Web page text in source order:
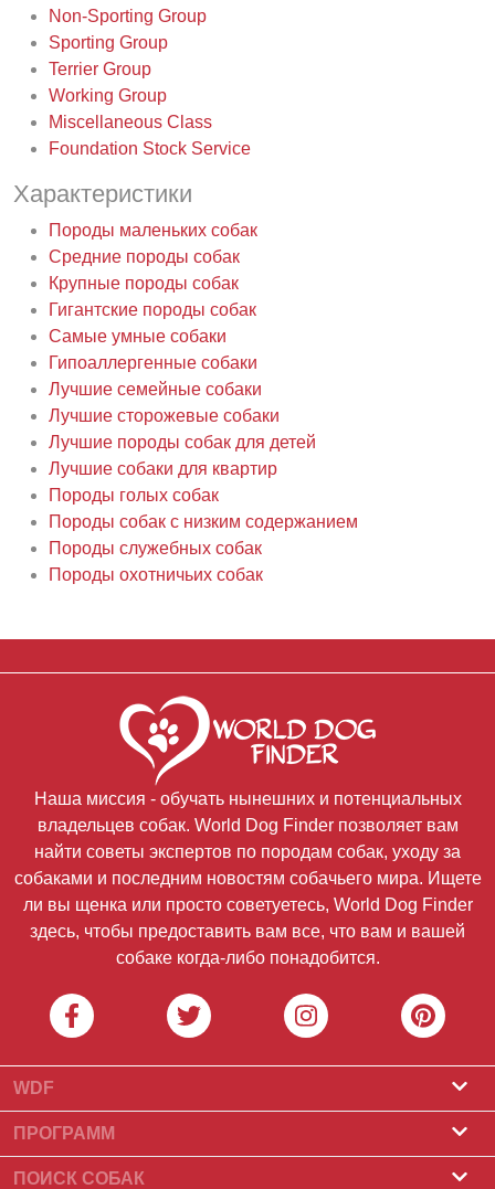
Non-Sporting Group
Sporting Group
Terrier Group
Working Group
Miscellaneous Class
Foundation Stock Service
Характеристики
Породы маленьких собак
Средние породы собак
Крупные породы собак
Гигантские породы собак
Самые умные собаки
Гипоаллергенные собаки
Лучшие семейные собаки
Лучшие сторожевые собаки
Лучшие породы собак для детей
Лучшие собаки для квартир
Породы голых собак
Породы собак с низким содержанием
Породы служебных собак
Породы охотничьих собак
Наша миссия - обучать нынешних и потенциальных
владельцев собак. World Dog Finder позволяет вам
найти советы экспертов по породам собак, уходу за
собаками и последним новостям собачьего мира. Ищете
ли вы щенка или просто советуетесь, World Dog Finder
здесь, чтобы предоставить вам все, что вам и вашей
собаке когда-либо понадобится.
WDF
О нас
Что такое World Dog Finder
ПРОГРАММ
Программа заводчиков
ПОИСК СОБАК